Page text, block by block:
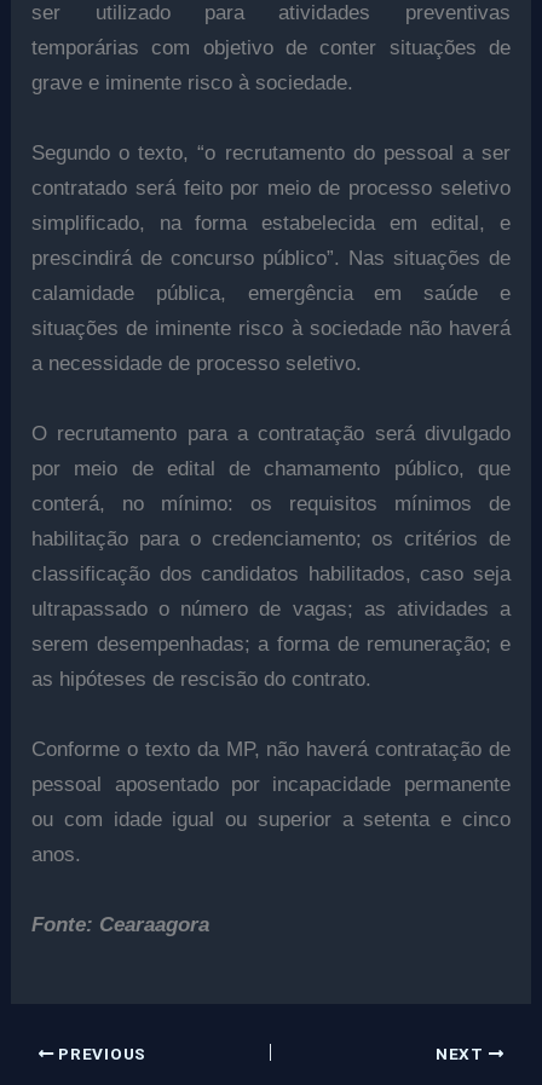
ser utilizado para atividades preventivas
temporárias com objetivo de conter situações de
grave e iminente risco à sociedade.
Segundo o texto, “o recrutamento do pessoal a ser
contratado será feito por meio de processo seletivo
simplificado, na forma estabelecida em edital, e
prescindirá de concurso público”. Nas situações de
calamidade pública, emergência em saúde e
situações de iminente risco à sociedade não haverá
a necessidade de processo seletivo.
O recrutamento para a contratação será divulgado
por meio de edital de chamamento público, que
conterá, no mínimo: os requisitos mínimos de
habilitação para o credenciamento; os critérios de
classificação dos candidatos habilitados, caso seja
ultrapassado o número de vagas; as atividades a
serem desempenhadas; a forma de remuneração; e
as hipóteses de rescisão do contrato.
Conforme o texto da MP, não haverá contratação de
pessoal aposentado por incapacidade permanente
ou com idade igual ou superior a setenta e cinco
anos.
Fonte: Cearaagora
PREVIOUS NEXT